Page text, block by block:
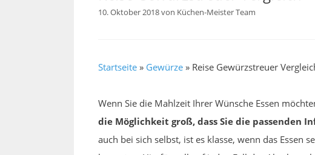
10. Oktober 2018von Küchen-Meister Team
Startseite » Gewürze » Reise Gewürzstreuer
Wenn Sie die Mahlzeit Ihrer Wünsche Essen
die Möglichkeit groß, dass Sie die passenden
auch bei sich selbst, ist es klasse, wenn das Essen